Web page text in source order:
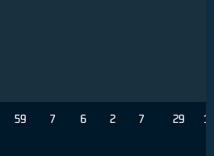
59 7 6 2 7 29 1